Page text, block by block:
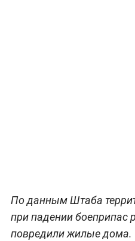
По данным Штаба
при падении боеприпас
повредили жилые дома.